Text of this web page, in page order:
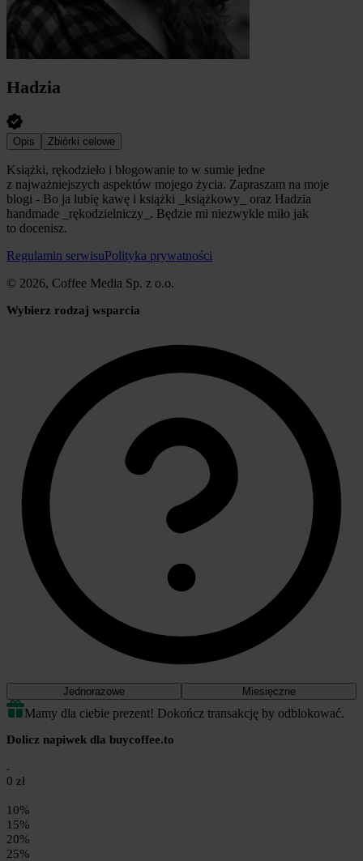
Hadzia
Opis Zbiórki celowe
Książki, rękodzieło i blogowanie to w sumie jedne
z najważniejszych aspektów mojego życia. Zapraszam na moje
blogi - Bo ja lubię kawę i książki _książkowy_ oraz Hadzia
handmade _rękodzielniczy_. Będzie mi niezwykle miło jak
to docenisz.
Regulamin serwisuPolityka prywatności
© 2026, Coffee Media Sp. z o.o.
Wybierz rodzaj wsparcia
Jednorazowe Miesięczne
Mamy dla ciebie prezent! Dokończ transakcję by odblokować.
Dolicz napiwek dla buycoffee.to
0 zł
10%
15%
20%
25%